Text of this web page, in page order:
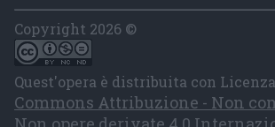
Copyright 2026 ©
Quest'opera è distribuita con Licenza
Commons Attribuzione - Non